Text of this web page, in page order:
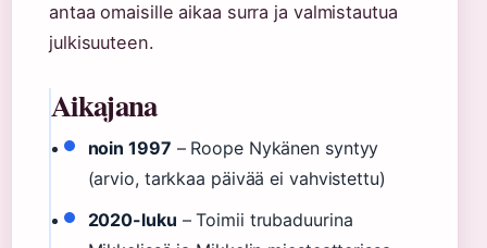
antaa omaisille aikaa surra ja valmistautua
julkisuuteen.
Aikajana
noin 1997 – Roope Nykänen syntyy
(arvio, tarkkaa päivää ei vahvistettu)
2020-luku – Toimii trubaduurina